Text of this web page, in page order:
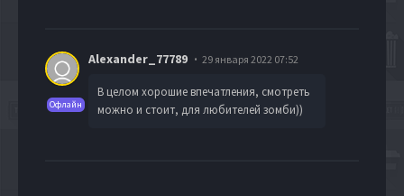
Офлайн
Alexander_77789 29 января 2022 07:52
В целом хорошие впечатления, смотреть
можно и стоит, для любителей зомби))